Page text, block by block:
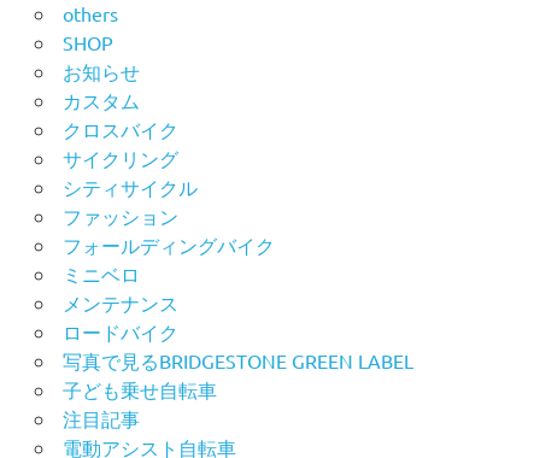
り
others
SHOP
お知らせ
カスタム
クロスバイク
サイクリング
シティサイクル
ファッション
フォールディングバイク
ミニベロ
メンテナンス
ロードバイク
写真で見るBRIDGESTONE GREEN LABEL
子ども乗せ自転車
注目記事
電動アシスト自転車